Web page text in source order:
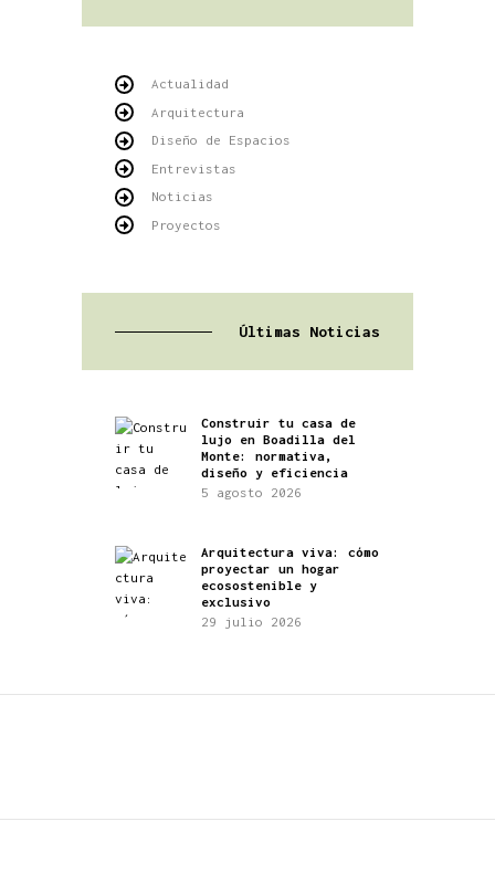
Actualidad
Arquitectura
Diseño de Espacios
Entrevistas
Noticias
Proyectos
Últimas Noticias
Construir tu casa de
lujo en Boadilla del
Monte: normativa,
diseño y eficiencia
5 agosto 2026
Arquitectura viva: cómo
proyectar un hogar
ecosostenible y
exclusivo
29 julio 2026